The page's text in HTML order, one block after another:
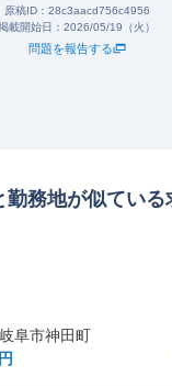
原稿ID： 28c3aacd756c4956
載開始日： 2026/05/19（火）
問題を報告する
勤務地が似ている
阜市神田町